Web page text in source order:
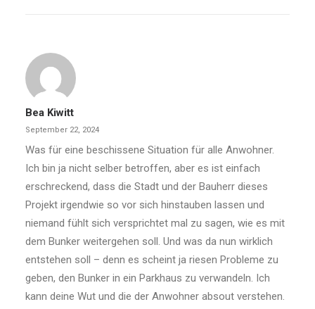
Bea Kiwitt
September 22, 2024
Was für eine beschissene Situation für alle Anwohner.
Ich bin ja nicht selber betroffen, aber es ist einfach
erschreckend, dass die Stadt und der Bauherr dieses
Projekt irgendwie so vor sich hinstauben lassen und
niemand fühlt sich versprichtet mal zu sagen, wie es mit
dem Bunker weitergehen soll. Und was da nun wirklich
entstehen soll – denn es scheint ja riesen Probleme zu
geben, den Bunker in ein Parkhaus zu verwandeln. Ich
kann deine Wut und die der Anwohner absout verstehen.